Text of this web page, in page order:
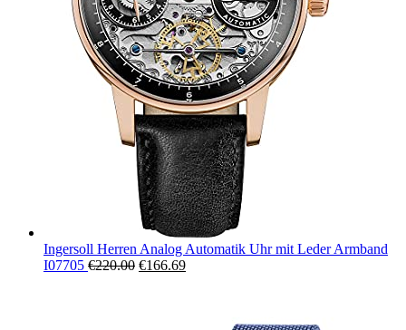
Ingersoll Herren Analog Automatik Uhr mit Leder Armband
I07705 €220.00 Ursprünglicher
€166.69Aktueller